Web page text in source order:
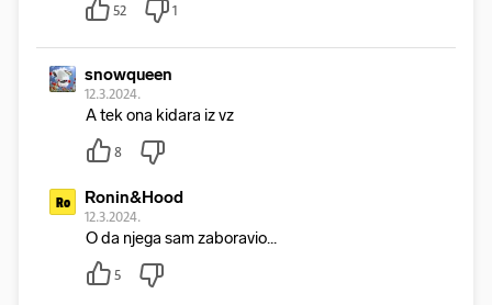
52 1
snowqueen
12.3.2024.
A tek ona kidara iz vz
8
Ro Ronin&Hood
12.3.2024.
O da njega sam zaboravio...
5